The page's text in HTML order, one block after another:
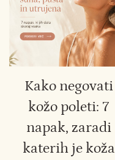
Kako negovati
kožo poleti: 7
napak, zaradi
katerih je koža